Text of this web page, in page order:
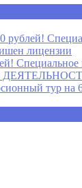
лицензии
тур